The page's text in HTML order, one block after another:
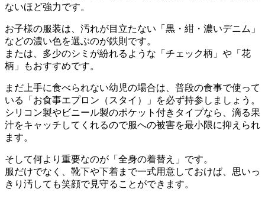
ないほど強力です。
お子様の服装は、汚れが目立たない 「黒・紺・濃いデニム」
などの濃い色を選ぶのが鉄則です。
または、多少のシミが紛れるような「チェック柄」や「花
柄」もおすすめです。
まだ上手に食べられない幼児の場合は、普段の食事で使って
いる
「お食事エプロン（スタイ）」
を必ず持参しましょう。
シリコン製やビニール製のポケット付きタイプなら、滴る果
汁をキャッチしてくれるので服への被害を最小限に抑えられ
ます。
そして何より重要なのが 「全身の着替え」 です。
服だけでなく、靴下や下着まで一式用意しておけば、思いっ
きり汚しても笑顔で見守ることができます。